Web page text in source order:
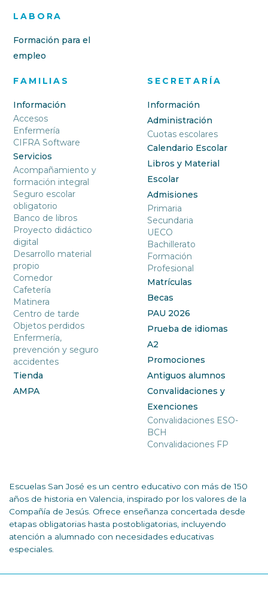
LABORA
Formación para el
empleo
FAMILIAS
Información
Accesos
Enfermería
CIFRA Software
Servicios
Acompañamiento y
formación integral
Seguro escolar
obligatorio
Banco de libros
Proyecto didáctico
digital
Desarrollo material
propio
Comedor
Cafetería
Matinera
Centro de tarde
Objetos perdidos
Enfermería,
prevención y seguro
accidentes
Tienda
AMPA
SECRETARÍA
Información
Administración
Cuotas escolares
Calendario Escolar
Libros y Material
Escolar
Admisiones
Primaria
Secundaria
UECO
Bachillerato
Formación
Profesional
Matrículas
Becas
PAU 2026
Prueba de idiomas
A2
Promociones
Antiguos alumnos
Convalidaciones y
Exenciones
Convalidaciones ESO-
BCH
Convalidaciones FP
Escuelas San José es un centro educativo con más de 150
años de historia en Valencia, inspirado por los valores de la
Compañía de Jesús. Ofrece enseñanza concertada desde
etapas obligatorias hasta postobligatorias, incluyendo
atención a alumnado con necesidades educativas
especiales.